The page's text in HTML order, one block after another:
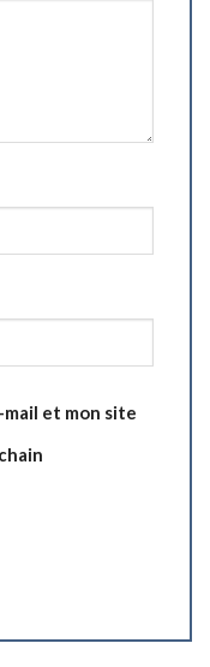
et mon site